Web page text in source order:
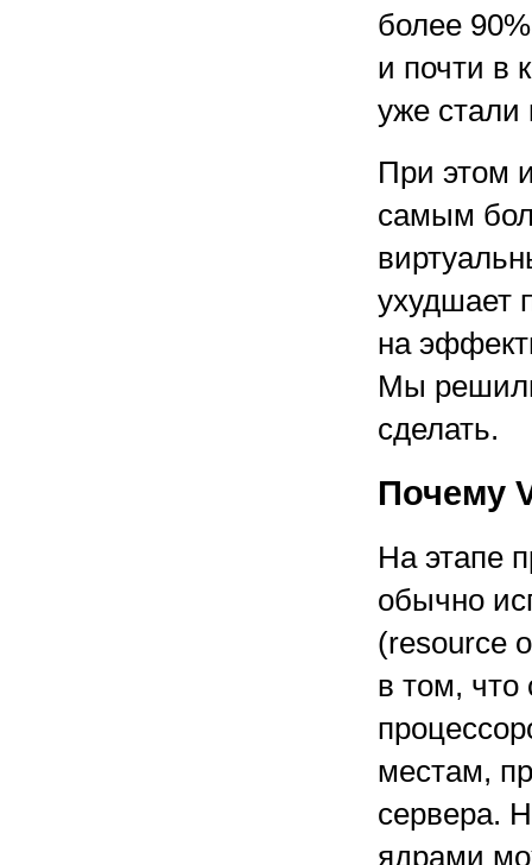
более
и почти в
уже стали
При этом
самым
ухудшает
на
Мы
сделать.
Почему
На этапе
обычно
(resource
в том,
местам,
сервера.
ядрами